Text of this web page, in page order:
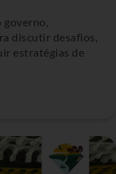
governo,
discutir desafios,
estratégias de